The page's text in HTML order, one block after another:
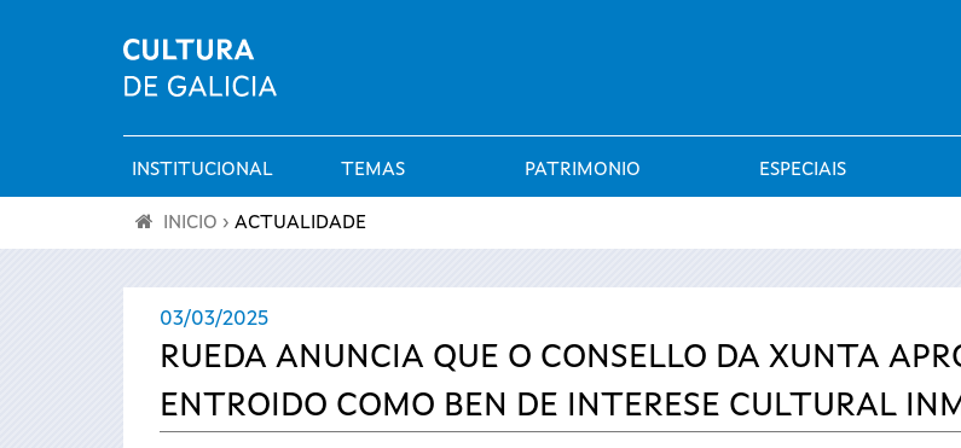
Menú
principal
INSTITUCIONAL TEMAS PATRIMONIO ESPECIAIS
está
INICIO › ACTUALIDADE
03/03/2025
RUEDA ANUNCIA QUE O CONSELLO DA XUNTA
ENTROIDO COMO BEN DE INTERESE CULTURAL